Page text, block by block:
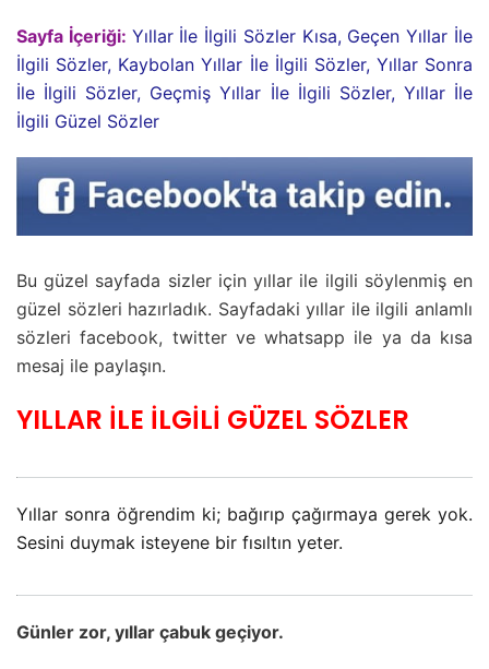
Sayfa İçeriği: Yıllar İle İlgili Sözler Kısa, Geçen Yıllar İle
İlgili Sözler, Kaybolan Yıllar İle İlgili Sözler, Yıllar Sonra
İle İlgili Sözler, Geçmiş Yıllar İle İlgili Sözler, Yıllar İle
İlgili Güzel Sözler
Bu güzel sayfada sizler için yıllar ile ilgili söylenmiş en
güzel sözleri hazırladık. Sayfadaki yıllar ile ilgili anlamlı
sözleri facebook, twitter ve whatsapp ile ya da kısa
mesaj ile paylaşın.
YILLAR İLE İLGİLİ GÜZEL SÖZLER
Yıllar sonra öğrendim ki; bağırıp çağırmaya gerek yok.
Sesini duymak isteyene bir fısıltın yeter.
Günler zor, yıllar çabuk geçiyor.